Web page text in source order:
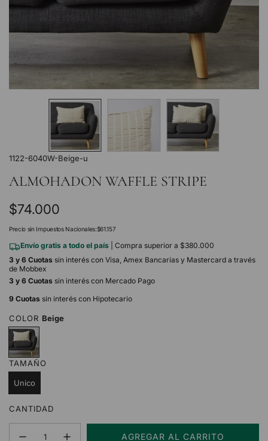
1122-6040W-Beige-u
ALMOHADON WAFFLE STRIPE
Precio
regular
$74.000
Precio sin Impuestos Nacionales:$61.157
Envío gratis a todo el país
| Compra superior a $380.000
3 y 6 Cuotas sin interés con Visa, Amex Bancarias y Mastercard a través
de Mobbex
3 y 6 Cuotas sin interés con Mercado Pago
9 Cuotas sin interés con Hipotecario
COLOR Beige
B
e
i
g
e
TAMAÑO
Unico
CANTIDAD
AGREGAR AL CARRITO